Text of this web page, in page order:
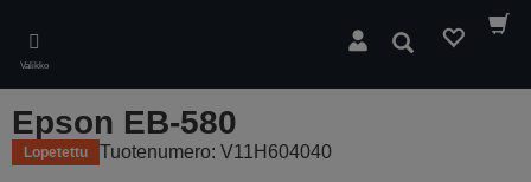
main
content
Valikko
Hae
Epson EB-580
Lopetettu Tuotenumero: V11H604040